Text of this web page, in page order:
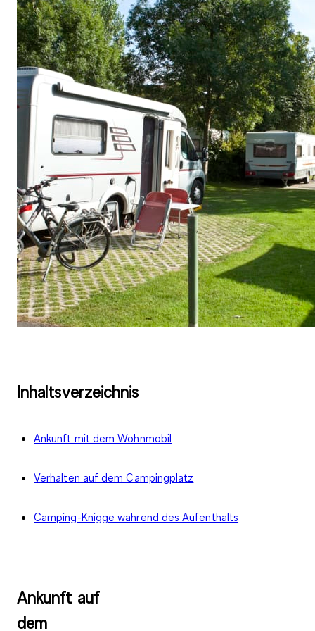
Inhaltsverzeichnis
Ankunft mit dem Wohnmobil
Verhalten auf dem Campingplatz
Camping-Knigge während des Aufenthalts
Ankunft auf
dem